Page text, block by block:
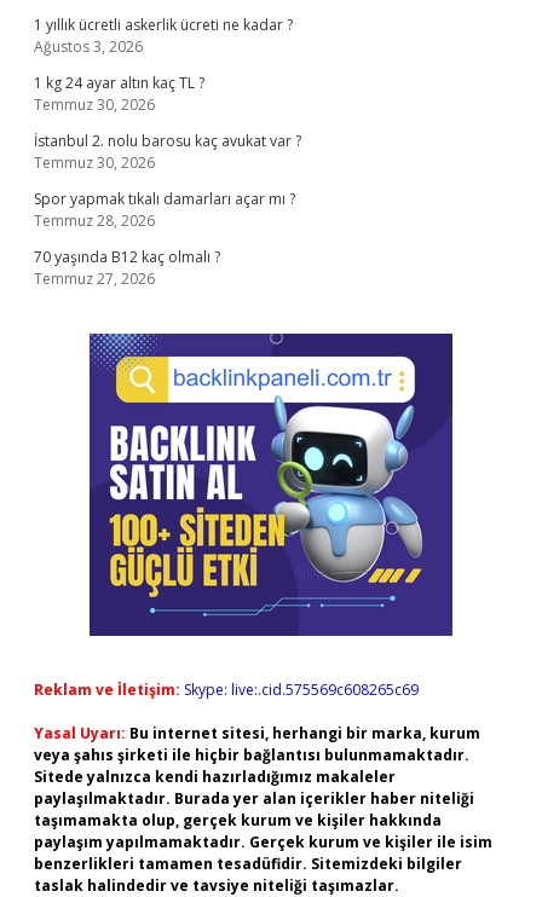
1 yıllık ücretli askerlik ücreti ne kadar ?
Ağustos 3, 2026
1 kg 24 ayar altın kaç TL ?
Temmuz 30, 2026
İstanbul 2. nolu barosu kaç avukat var ?
Temmuz 30, 2026
Spor yapmak tıkalı damarları açar mı ?
Temmuz 28, 2026
70 yaşında B12 kaç olmalı ?
Temmuz 27, 2026
Reklam ve İletişim: Skype: live:.cid.575569c608265c69
Yasal Uyarı: Bu internet sitesi, herhangi bir marka, kurum
veya şahıs şirketi ile hiçbir bağlantısı bulunmamaktadır.
Sitede yalnızca kendi hazırladığımız makaleler
paylaşılmaktadır. Burada yer alan içerikler haber niteliği
taşımamakta olup, gerçek kurum ve kişiler hakkında
paylaşım yapılmamaktadır. Gerçek kurum ve kişiler ile isim
benzerlikleri tamamen tesadüfidir. Sitemizdeki bilgiler
taslak halindedir ve tavsiye niteliği taşımazlar.